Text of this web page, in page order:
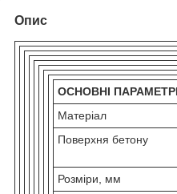
Опис
ОСНОВНІ
Матеріал
Поверхня бетону
Розміри, мм